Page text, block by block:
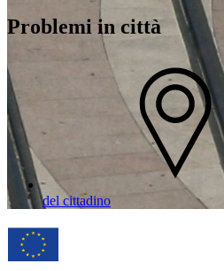
Problemi in città
del cittadino